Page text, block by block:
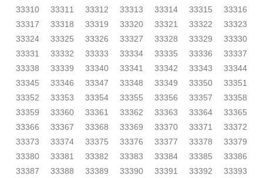
33310
33311 33312 33313 33314 33315
33316
33317
33318 33319 33320 33321 33322
33323
33324
33325 33326 33327 33328 33329
33330
33331
33332 33333 33334 33335 33336
33337
33338
33339 33340 33341 33342 33343
33344
33345
33346 33347 33348 33349 33350
33351
33352
33353 33354 33355 33356 33357
33358
33359
33360 33361 33362 33363 33364
33365
33366
33367 33368 33369 33370 33371
33372
33373
33374 33375 33376 33377 33378
33379
33380
33381 33382 33383 33384 33385
33386
33387
33388 33389 33390 33391 33392 33393